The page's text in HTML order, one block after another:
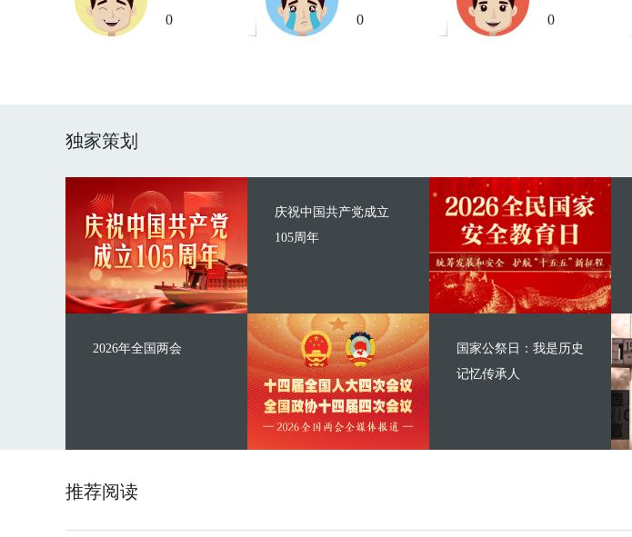
0 0 0
独家策划
庆祝中国共产党成立
105周年
2026年全国两会
国家公祭日：我是历史
记忆传承人
推荐阅读